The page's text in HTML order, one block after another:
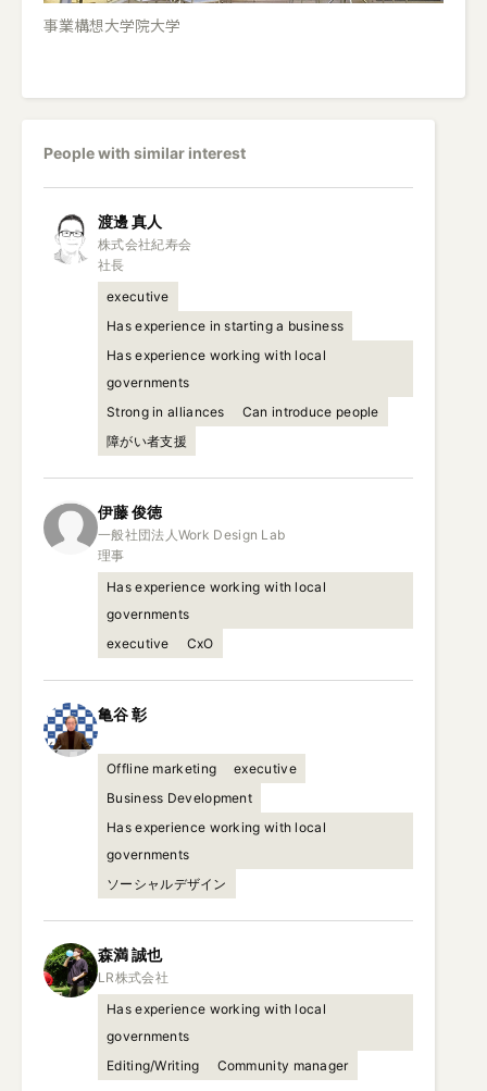
事業構想大学院大学
People with similar interest
渡邊真人
株式会社紀寿会
社長
executive
Has experience in starting a business
Has experience working with local
governments
Strong in alliances
Can introduce people
障がい者支援
伊藤俊徳
一般社団法人Work Design Lab
理事
Has experience working with local
governments
executive
CxO
亀谷彰
Offline marketing
executive
Business Development
Has experience working with local
governments
ソーシャルデザイン
森満誠也
Has experience working with local
governments
Editing/Writing
Community manager